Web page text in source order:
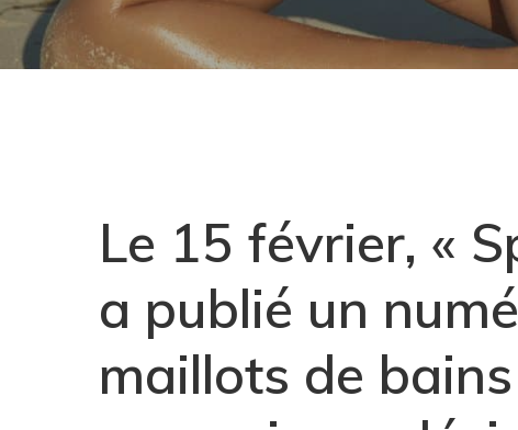
Hit enter to search or ESC to close
Le 15 février, «
a publié un
maillots de